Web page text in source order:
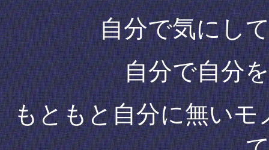
自分で気にし
自分で自分
もともと自分に無いモ